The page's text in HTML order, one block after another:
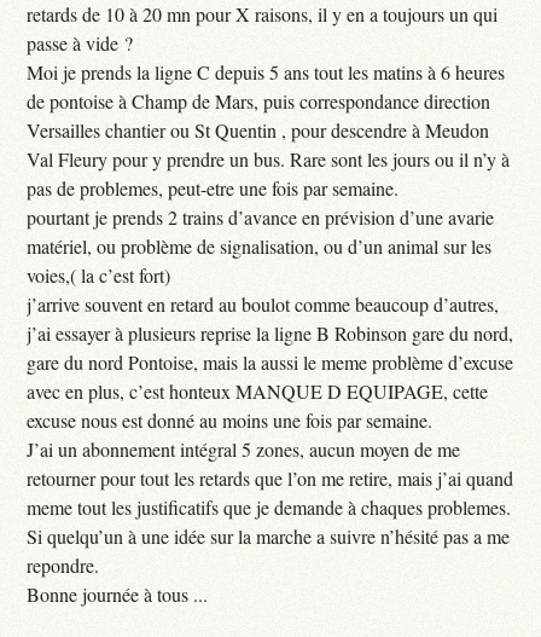
retards de 10 à 20 mn pour X raisons, il y en a toujours un qui
passe à vide ?
Moi je prends la ligne C depuis 5 ans tout les matins à 6 heures
de pontoise à Champ de Mars, puis correspondance direction
Versailles chantier ou St Quentin , pour descendre à Meudon
Val Fleury pour y prendre un bus. Rare sont les jours ou il n’y à
pas de problemes, peut-etre une fois par semaine.
pourtant je prends 2 trains d’avance en prévision d’une avarie
matériel, ou problème de signalisation, ou d’un animal sur les
voies,( la c’est fort)
j’arrive souvent en retard au boulot comme beaucoup d’autres,
j’ai essayer à plusieurs reprise la ligne B Robinson gare du nord,
gare du nord Pontoise, mais la aussi le meme problème d’excuse
avec en plus, c’est honteux MANQUE D EQUIPAGE, cette
excuse nous est donné au moins une fois par semaine.
J’ai un abonnement intégral 5 zones, aucun moyen de me
retourner pour tout les retards que l’on me retire, mais j’ai quand
meme tout les justificatifs que je demande à chaques problemes.
Si quelqu’un à une idée sur la marche a suivre n’hésité pas a me
repondre.
Bonne journée à tous ...